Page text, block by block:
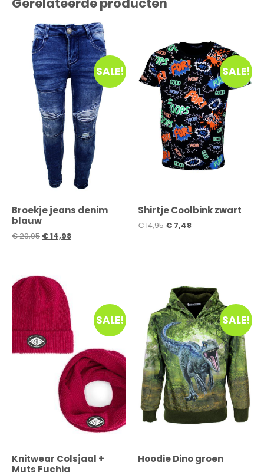
SALE!
Broekje jeans denim
blauw
€29,95 €14,98
SALE!
Shirtje Coolbink zwart
€14,95 € 7,48
SALE!
Knitwear Colsjaal +
Muts Fuchia
SALE!
Hoodie Dino groen